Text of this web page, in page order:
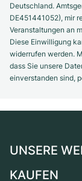
Deutschland.
DE451441052), mir
Veranstaltungen an
Diese Einwilligung
widerrufen werden.
dass Sie unsere
einverstanden sind,
UNSERE
Deutschland
KAUFEN